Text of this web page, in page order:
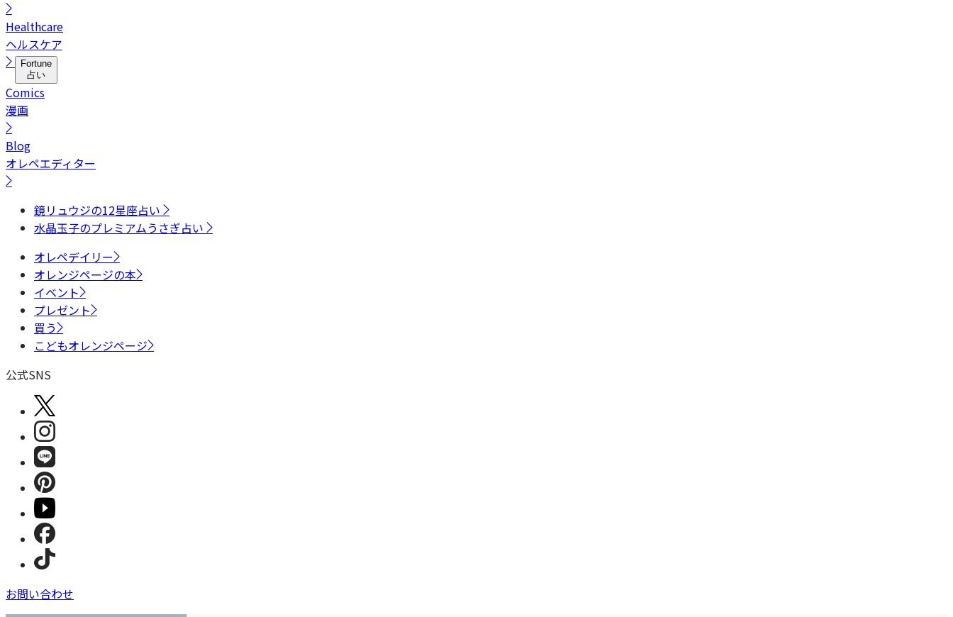
Healthcare
ヘルスケア
Fortune
占い
Comics
漫画
Blog
オレペエディター
鏡リュウジの12星座占い
水晶玉子のプレミアムうさぎ占い
オレペデイリー
オレンジページの本
イベント
プレゼント
買う
こどもオレンジページ
公式SNS
お問い合わせ